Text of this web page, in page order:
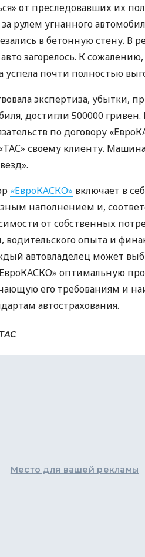
от преследовавших их
рулем угнанного
в бетонную стену. В
загорелось. К
почти полностью
экспертиза, убытки,
достигли 500000
по договору
своему клиенту.
«ЕвроКАСКО» включает в
наполнением и,
от собственных
водительского опыта и
автовладелец может
оптимальную
его требованиям и
автострахования.
Место для вашей рекламы